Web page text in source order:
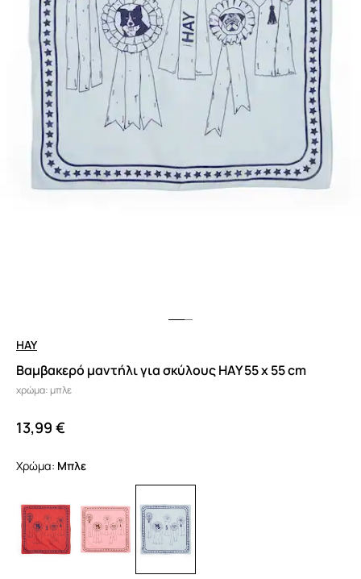
HAY
Βαμβακερό μαντήλι για σκύλους HAY 55 x 55 cm
χρώμα: μπλε
13,99 €
Χρώμα: μπλε